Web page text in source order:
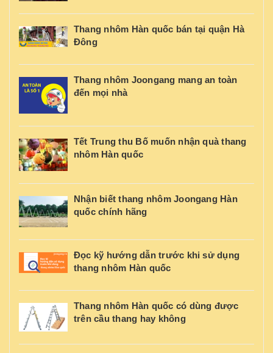
Thang nhôm Hàn quốc bán tại quận Hà
Đông
Thang nhôm Joongang mang an toàn
đến mọi nhà
Tết Trung thu Bố muốn nhận quà thang
nhôm Hàn quốc
Nhận biết thang nhôm Joongang Hàn
quốc chính hãng
Đọc kỹ hướng dẫn trước khi sử dụng
thang nhôm Hàn quốc
Thang nhôm Hàn quốc có dùng được
trên cầu thang hay không